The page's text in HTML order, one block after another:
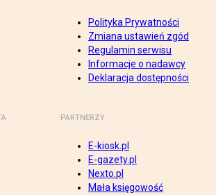
Polityka Prywatności
Zmiana ustawień zgód
Regulamin serwisu
Informacje o nadawcy
Deklaracja dostępności
PARTNERZY
E-kiosk.pl
E-gazety.pl
Nexto.pl
Mała księgowość